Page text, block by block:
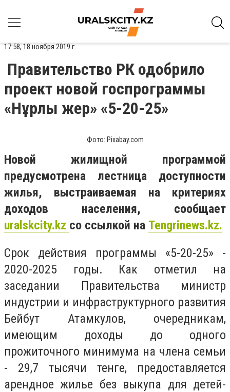
17:58, 18 ноября 2019 г.
Правительство РК одобрило
проект новой госпрограммы
«Нұрлы жер» «5-20-25»
Фото: Pixabay.com
Новой жилищной программой
предусмотрена лестница доступности
жилья, выстраиваемая на критериях
доходов населения, сообщает
uralskcity.kz со ссылкой на Tengrinews.kz.
Срок действия программы «5-20-25» -
2020-2025 годы. Как отметил на
заседании Правительства министр
индустрии и инфраструктурного развития
Бейбут Атамкулов, очередникам,
имеющим доходы до одного
прожиточного минимума на члена семьи
- 29,7 тысячи тенге, предоставляется
арендное жилье без выкупа для детей-